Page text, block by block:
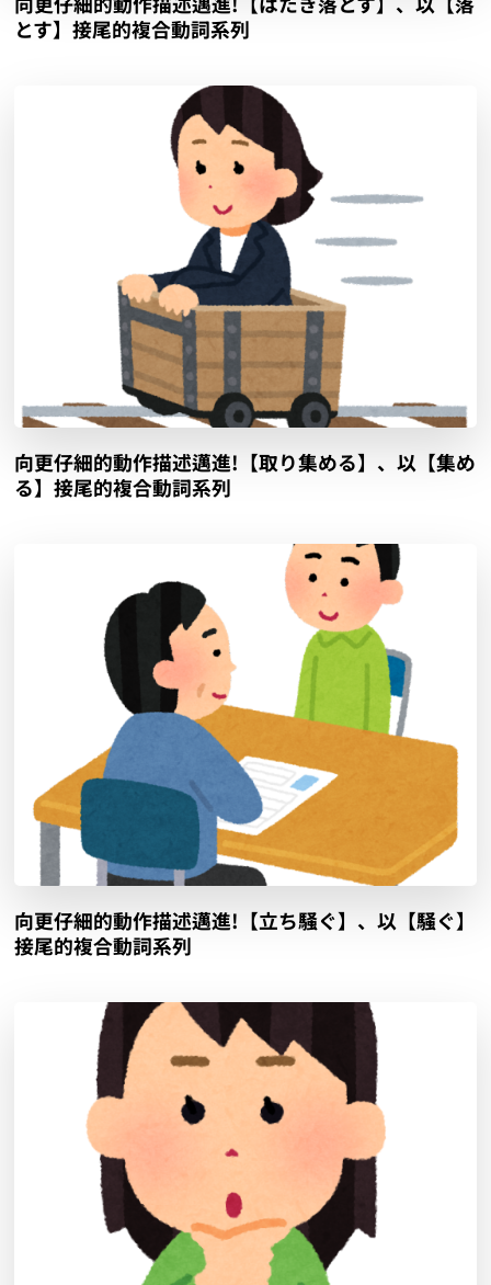
とす】接尾的複合動詞系列
向更仔細的動作描述邁進!【取り集める】、以【集め
る】接尾的複合動詞系列
向更仔細的動作描述邁進!【立ち騒ぐ】、以【騒ぐ】
接尾的複合動詞系列